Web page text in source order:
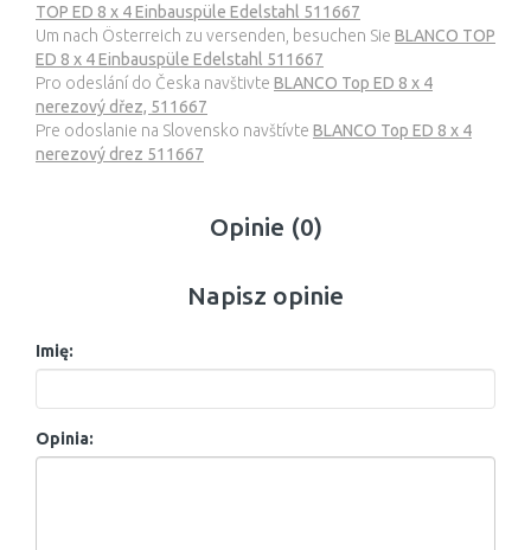
TOP ED 8 x 4 Einbauspüle Edelstahl 511667
Um nach Österreich zu versenden, besuchen Sie BLANCO TOP
ED 8 x 4 Einbauspüle Edelstahl 511667
Pro odeslání do Česka navštivte BLANCO Top ED 8 x 4
nerezový dřez, 511667
Pre odoslanie na Slovensko navštívte BLANCO Top ED 8 x 4
nerezový drez 511667
Opinie (0)
Napisz opinie
Imię:
Opinia: